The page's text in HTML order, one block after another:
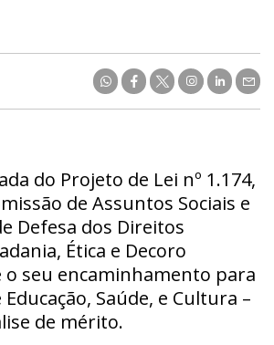
do Projeto de Lei nº 1.174,
de Assuntos Sociais e
Defesa dos Direitos
Ética e Decoro
o seu encaminhamento para
Saúde, e Cultura –
de mérito.